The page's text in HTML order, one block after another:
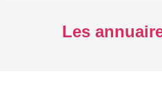
Les